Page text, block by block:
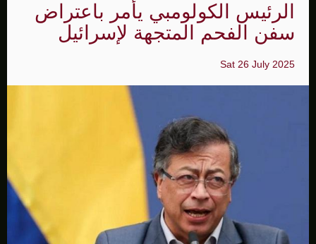
الرئيس الكولومبي يأمر باعتراض
سفن الفحم المتجهة لإسرائيل
Sat 26 July 2025